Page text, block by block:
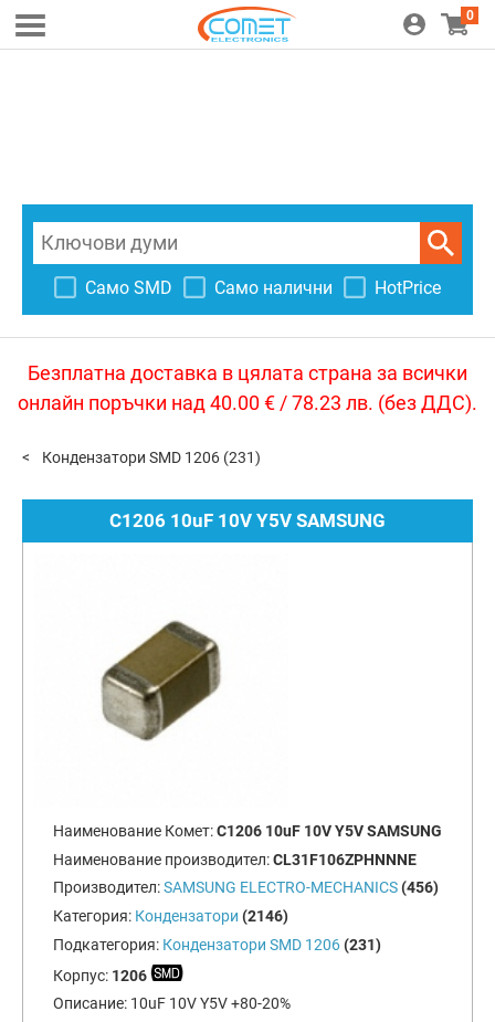
0
Само SMD Само налични HotPrice
Безплатна доставка в цялата страна за всички
онлайн поръчки над 40.00 € / 78.23 лв. (без ДДС).
Кондензатори SMD 1206 (231)
C1206 10uF 10V Y5V SAMSUNG
Наименование Комет:C1206 10uF 10V Y5V SAMSUNG
Наименование производител:CL31F106ZPHNNNE
Производител:SAMSUNG ELECTRO-MECHANICS(456)
Категория: Кондензатори (2146)
Подкатегория: Кондензатори SMD 1206(231)
Корпус: 1206
Описание: 10uF 10V Y5V +80-20%